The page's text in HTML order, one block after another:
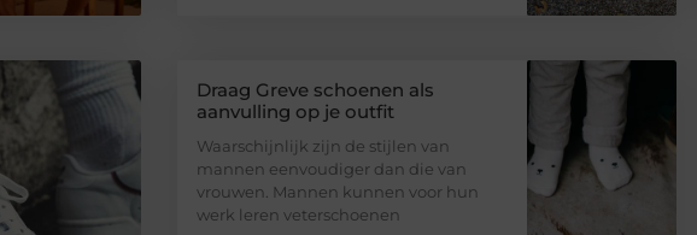
Draag Greve schoenen als
aanvulling op je outfit
Waarschijnlijk zijn de stijlen van
mannen eenvoudiger dan die van
vrouwen. Mannen kunnen voor hun
werk leren veterschoenen